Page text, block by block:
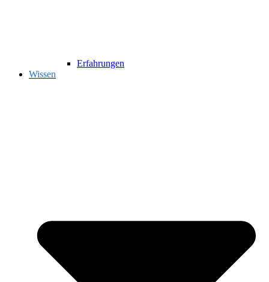
Erfahrungen
Wissen